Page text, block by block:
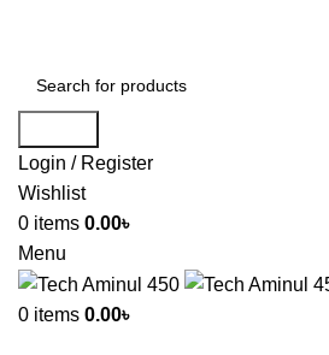
Login / Register
Wishlist
0 items 0.00৳
Menu
0 items 0.00৳